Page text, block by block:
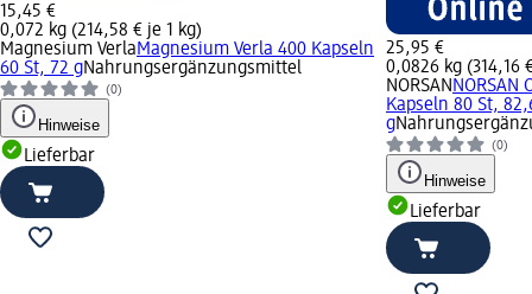
15,45 €
0,072 kg (214,58 € je 1 kg)
Magnesium VerlaMagnesium Verla 400 Kapseln
60 St, 72 gNahrungsergänzungsmittel
(0)
Hinweise
Lieferbar
25,95 €
0,0826 kg (314,16
NORSAN NORSAN
Kapseln 80 St,
g
(0)
Hinweise
Lieferbar